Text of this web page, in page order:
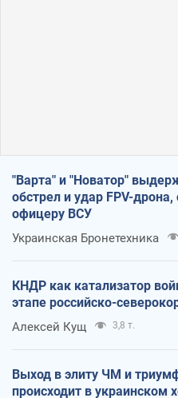
"Варта" и "Новатор"
обстрел и удар FPV-
офицеру ВСУ
Украинская Бронетехника
КНДР как катализатор
этапе российско-
Алексей Кущ 3,8 т.
Выход в элиту ЧМ и
происходит в украинском